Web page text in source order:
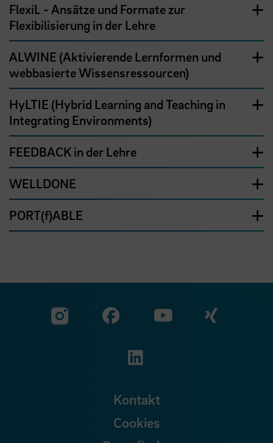
FlexiL - Ansätze und Formate zur
Flexibilisierung in der Lehre
ALWINE (Aktivierende Lernformen und
webbasierte Wissensressourcen)
HyLTIE (Hybrid Learning and Teaching in
Integrating Environments)
FEEDBACK in der Lehre
WELLDONE
PORT(f)ABLE
Zu unserer Facebook
Zu
Zu unserer
Kontakt
Cookies